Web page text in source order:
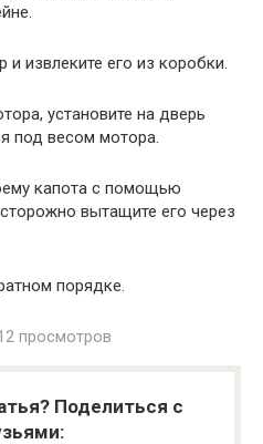
извлеките его из коробки.
установите на дверь
под весом мотора.
капота с помощью
вытащите его через
порядке.
просмотров
Поделиться с